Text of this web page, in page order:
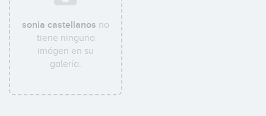
sonia castellanos no
tiene ninguna
imágen en su
galería.